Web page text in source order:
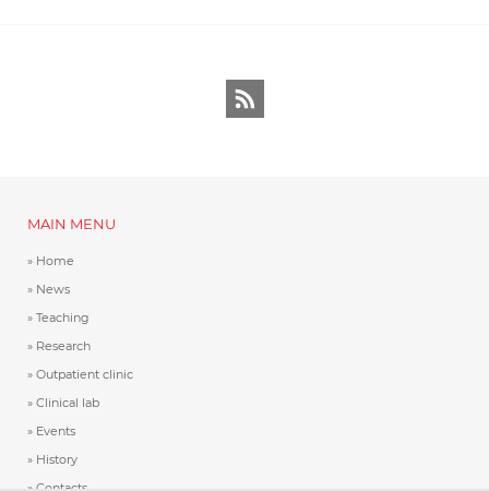
MAIN MENU
Home
News
Teaching
Research
Outpatient clinic
Clinical lab
Events
History
Contacts